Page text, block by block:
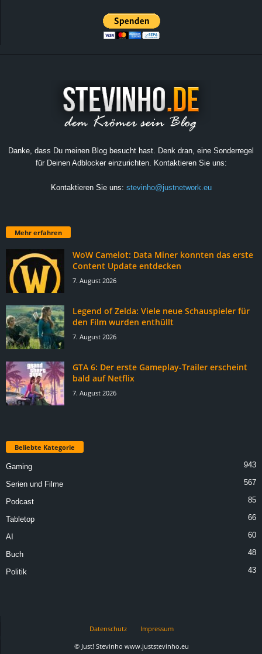
Danke, dass Du meinen Blog besucht hast. Denk dran, eine Sonderregel
für Deinen Adblocker einzurichten. Kontaktieren Sie uns:
Kontaktieren Sie uns: stevinho@justnetwork.eu
Mehr erfahren
WoW Camelot: Data Miner konnten das erste
Content Update entdecken
7. August 2026
Legend of Zelda: Viele neue Schauspieler für
den Film wurden enthüllt
7. August 2026
GTA 6: Der erste Gameplay-Trailer erscheint
bald auf Netflix
7. August 2026
Beliebte Kategorie
Gaming 943
Serien und Filme 567
Podcast 85
Tabletop 66
AI 60
Buch 48
Politik 43
Datenschutz
Impressum
© Just! Stevinho www.juststevinho.eu